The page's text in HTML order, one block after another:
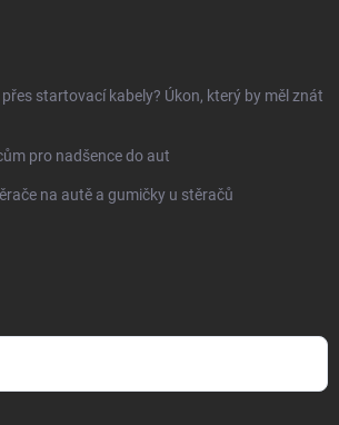
startovací kabely? Úkon, který by měl znát
pro nadšence do aut
na autě a gumičky u stěračů